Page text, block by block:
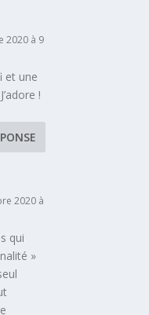
2020 à 9
et une
!
2020 à
qui
»